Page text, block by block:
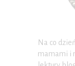
Na co
mamami i